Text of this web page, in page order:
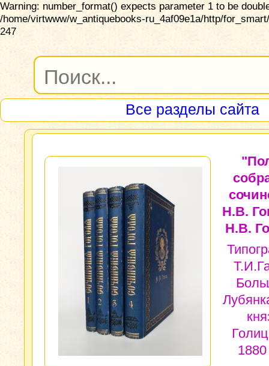
Warning: number_format() expects parameter 1 to be
/home/virtwww/w_antiquebooks-ru_4af09e1a/http/
247
Все разделы сайта
Н.В.
Н.В.
1880